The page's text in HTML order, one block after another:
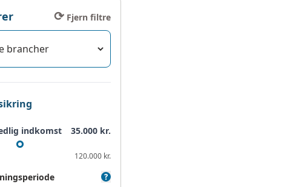
⟳ Fjern filtre
indkomst 35.000 kr.
120.000 kr.